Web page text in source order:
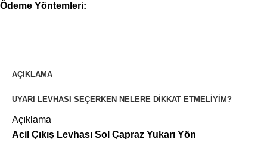
Ödeme Yöntemleri:
AÇIKLAMA
UYARI LEVHASI SEÇERKEN NELERE DIKKAT ETMELIYIM?
Açıklama
Acil Çıkış Levhası Sol Çapraz Yukarı Yön